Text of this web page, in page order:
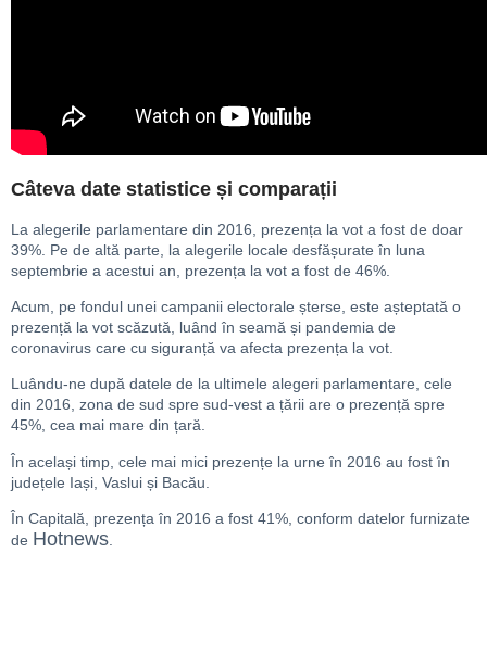
Câteva date statistice și comparații
La alegerile parlamentare din 2016, prezența la vot a fost de doar
39%. Pe de altă parte, la alegerile locale desfășurate în luna
septembrie a acestui an, prezența la vot a fost de 46%.
Acum, pe fondul unei campanii electorale șterse, este așteptată o
prezență la vot scăzută, luând în seamă și pandemia de
coronavirus care cu siguranță va afecta prezența la vot.
Luându-ne după datele de la ultimele alegeri parlamentare, cele
din 2016, zona de sud spre sud-vest a țării are o prezență spre
45%, cea mai mare din țară.
În același timp, cele mai mici prezențe la urne în 2016 au fost în
județele Iași, Vaslui și Bacău.
În Capitală, prezența în 2016 a fost 41%, conform datelor furnizate
de Hotnews